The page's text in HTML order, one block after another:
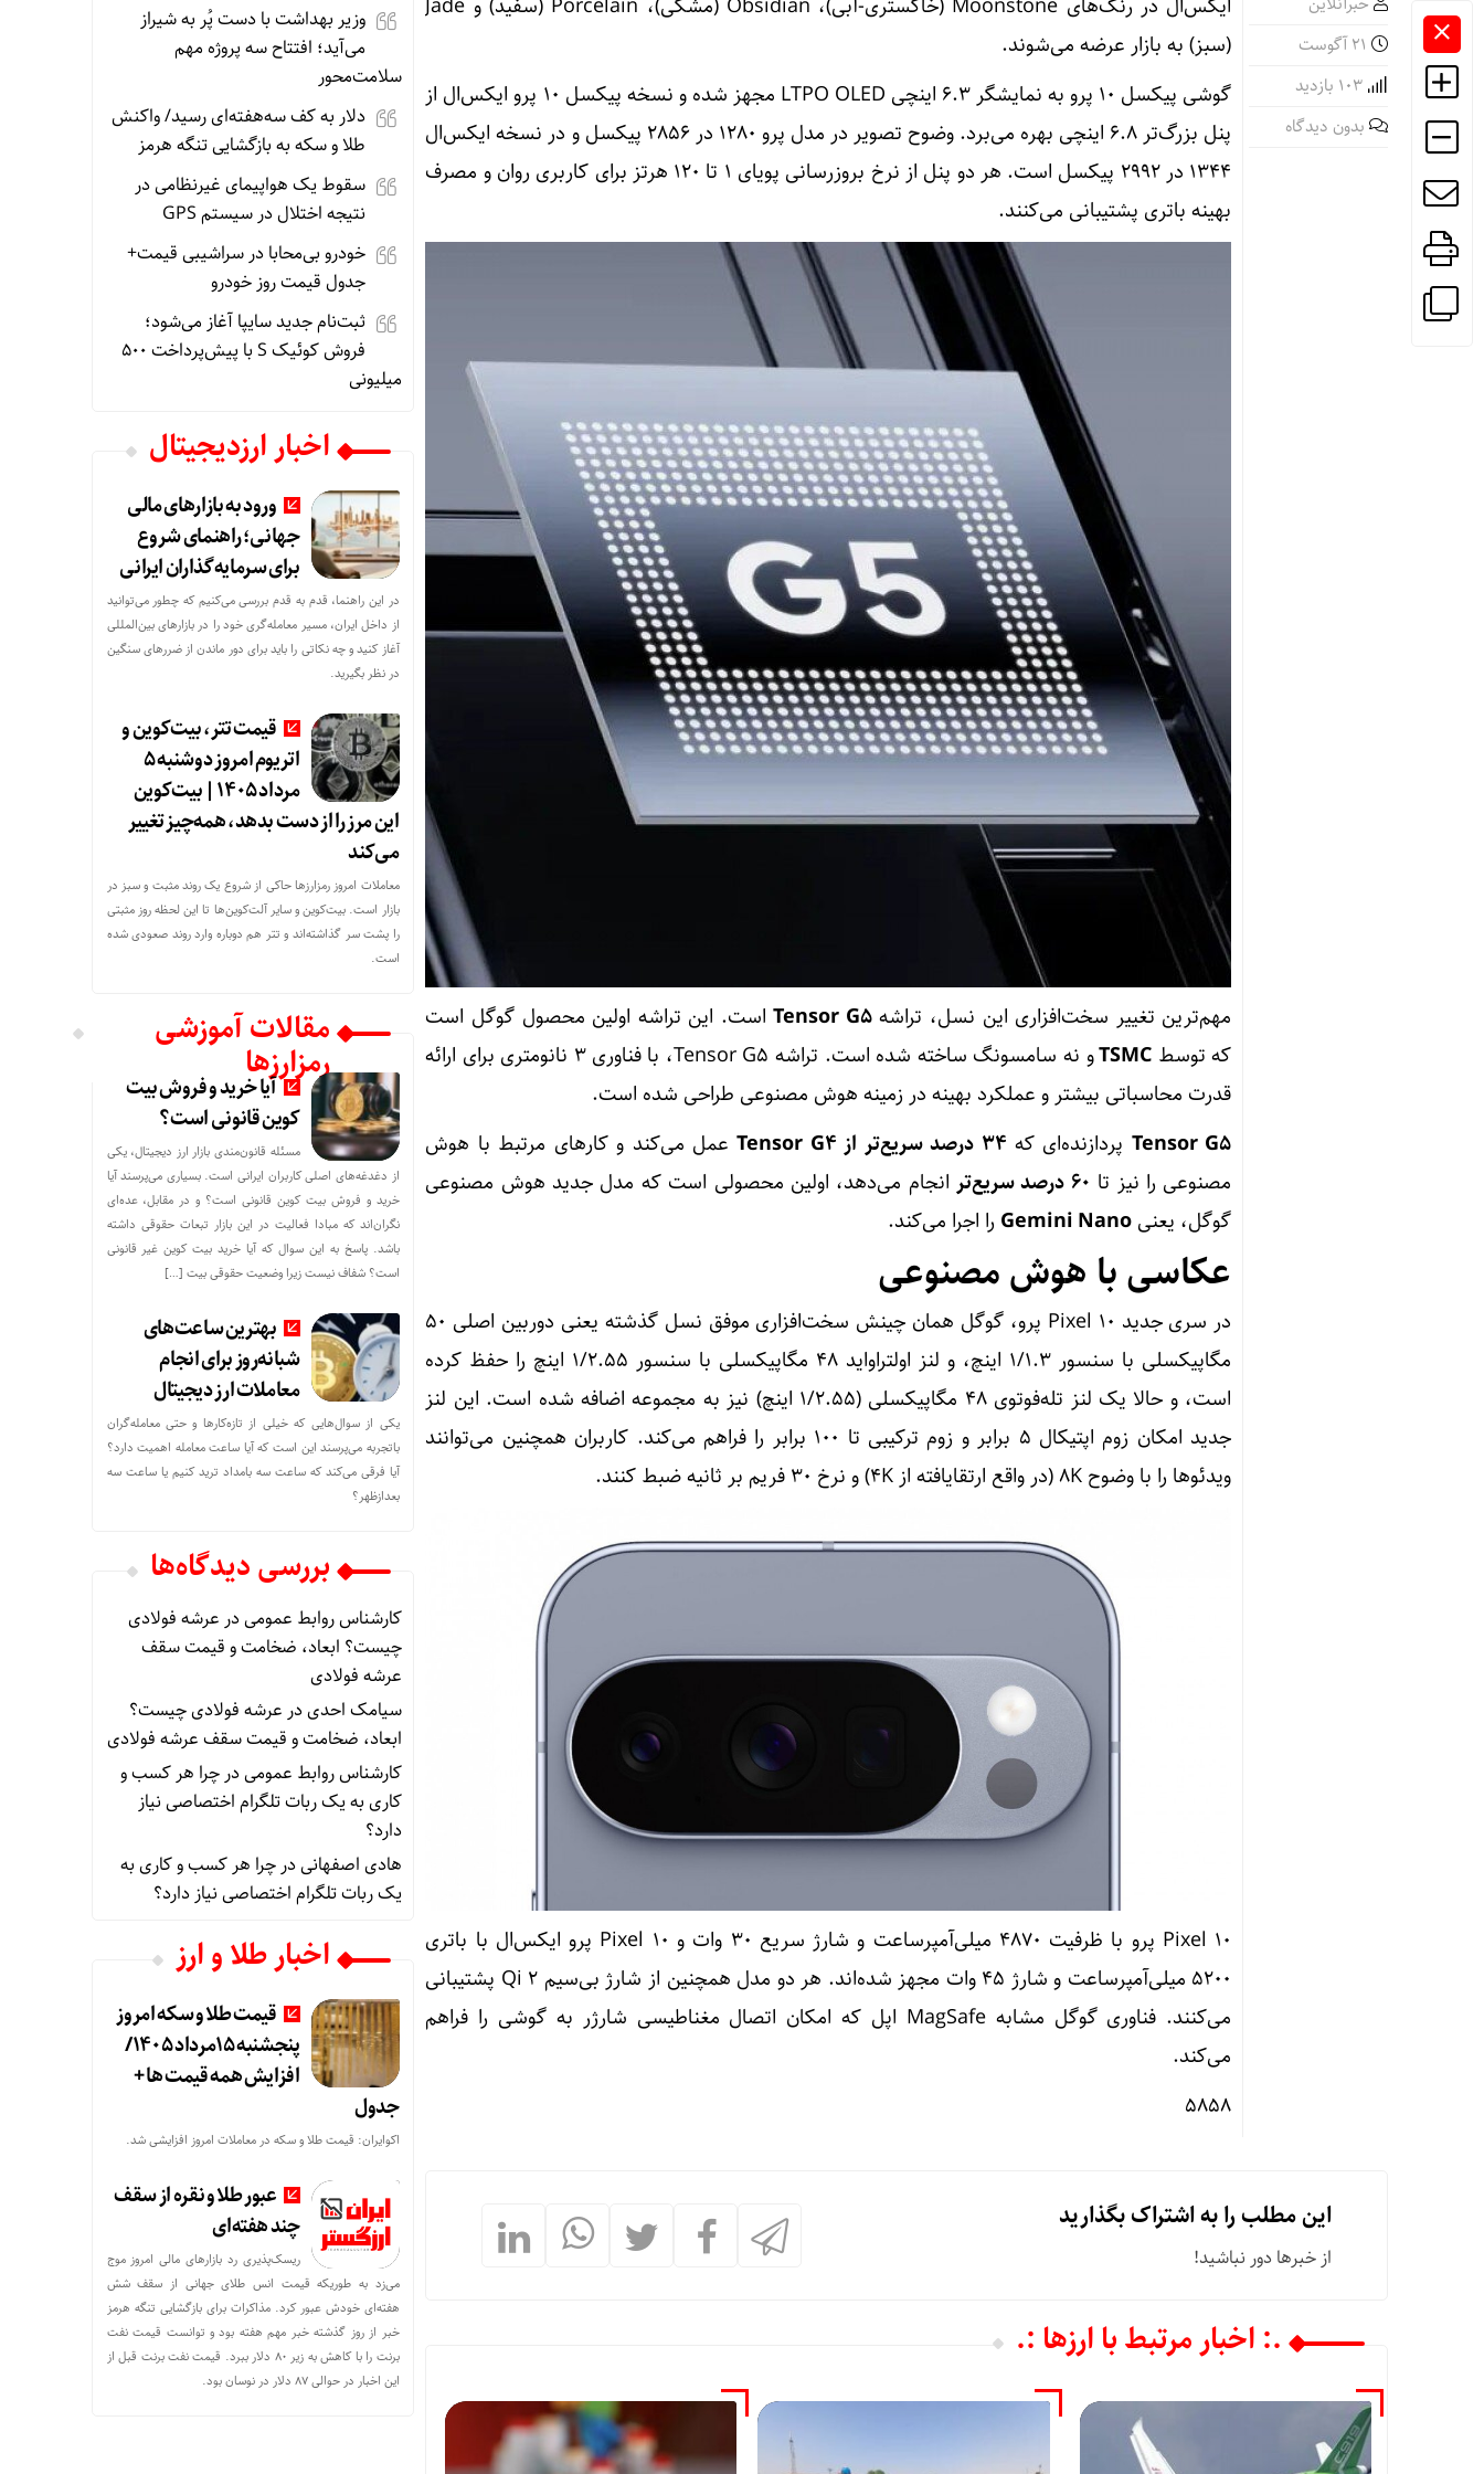
بدون دیدگاه
ایکس‌ال در رنگ‌های Moonstone (خاکستری-آبی)، Obsidian (مشکی)، Porcelain (سفید) و Jade
(سبز) به بازار عرضه می‌شوند.
گوشی پیکسل ۱۰ پرو به نمایشگر ۶.۳ اینچی LTPO OLED مجهز شده و نسخه پیکسل ۱۰ پرو ایکس‌ال از
پنل بزرگ‌تر ۶.۸ اینچی بهره می‌برد. وضوح تصویر در مدل پرو ۱۲۸۰ در ۲۸۵۶ پیکسل و در نسخه ایکس‌ال
۱۳۴۴ در ۲۹۹۲ پیکسل است. هر دو پنل از نرخ بروزرسانی پویای ۱ تا ۱۲۰ هرتز برای کاربری روان و مصرف
بهینه باتری پشتیبانی می‌کنند.
مهم‌ترین تغییر سخت‌افزاری این نسل، تراشهTensor G5است. این تراشه اولین محصول گوگل است
که توسط TSMC
و نه سامسونگ ساخته شده است. تراشه Tensor G5، با فناوری ۳ نانومتری برای ارائه
قدرت محاسباتی بیشتر و عملکرد بهینه در زمینه هوش مصنوعی طراحی شده است.
Tensor G5 پردازنده‌ای که ۳۴ درصد سریع‌تر از Tensor G4
عمل می‌کند و کارهای مرتبط با هوش
مصنوعی را نیز تا ۶۰ درصد سریع‌تر
انجام می‌دهد، اولین محصولی است که مدل جدید هوش مصنوعی
گوگل، یعنی Gemini Nano را اجرا می‌کند.
عکاسی با هوش مصنوعی
در سری جدید Pixel 10 پرو، گوگل همان چینش سخت‌افزاری موفق نسل گذشته یعنی دوربین اصلی ۵۰
مگاپیکسلی با سنسور 1/1.3 اینچ، و لنز اولتراواید ۴۸ مگاپیکسلی با سنسور 1/2.55 اینچ را حفظ کرده
است، و حالا یک لنز تله‌فوتوی ۴۸ مگاپیکسلی (1/2.55 اینچ) نیز به مجموعه اضافه شده است. این لنز
جدید امکان زوم اپتیکال ۵ برابر و زوم ترکیبی تا ۱۰۰ برابر را فراهم می‌کند. کاربران همچنین می‌توانند
ویدئوها را با وضوح ۸K (در واقع ارتقایافته از ۴K) و نرخ ۳۰ فریم بر ثانیه ضبط کنند.
Pixel 10 پرو با ظرفیت ۴۸۷۰ میلی‌آمپرساعت و شارژ سریع ۳۰ وات و Pixel 10 پرو ایکس‌ال با باتری
۵۲۰۰ میلی‌آمپرساعت و شارژ ۴۵ وات مجهز شده‌اند. هر دو مدل همچنین از شارژ بی‌سیم Qi 2 پشتیبانی
می‌کنند. فناوری گوگل مشابه MagSafe اپل که امکان اتصال مغناطیسی شارژر به گوشی را فراهم
می‌کند.
۵۸۵۸
این مطلب را به اشتراک بگذارید
از خبرها دور نباشید!
.: اخبار مرتبط با ارزها :.
وزیر بهداشت با دست پُر به شیراز
می‌آید؛ افتتاح سه پروژه مهم
سلامت‌محور
دلار به کف سه‌هفته‌ای رسید/ واکنش
طلا و سکه به بازگشایی تنگه هرمز
سقوط یک هواپیمای غیرنظامی در
نتیجه اختلال در سیستم‌ GPS
خودرو بی‌محابا در سراشیبی قیمت+
جدول قیمت روز خودرو
ثبت‌نام جدید سایپا آغاز می‌شود؛
فروش کوئیک S با پیش‌پرداخت ۵۰۰
میلیونی
اخبار ارزدیجیتال
ورود به بازارهای مالی
جهانی؛ راهنمای شروع
برای سرمایه‌گذاران ایرانی
در این راهنما، قدم به قدم بررسی می‌کنیم که چطور می‌توانید
از داخل ایران، مسیر معامله‌گری خود را در بازارهای بین‌المللی
آغاز کنید و چه نکاتی را باید برای دور ماندن از ضررهای سنگین
در نظر بگیرید.
قیمت تتر، بیت‌کوین و
اتریوم امروز دوشنبه ۵
مرداد ۱۴۰۵ | بیت‌کوین
این مرز را از دست بدهد، همه‌چیز تغییر
می‌کند
معاملات امروز رمزارز‌ها حاکی از شروع یک روند مثبت و سبز در
بازار است. بیت‌کوین و سایر آلت‌کوین‌ها تا این لحظه روز مثبتی
را پشت سر گذاشته‌اند و تتر هم دوباره وارد روند صعودی شده
است.
مقالات آموزشی
رمزارزهاآیا خرید و فروش بیت
کوین قانونی است؟
مسئله قانون‌مندی بازار ارز دیجیتال، یکی
از دغدغه‌های اصلی کاربران ایرانی است. بسیاری می‌پرسند آیا
خرید و فروش بیت کوین قانونی است؟ و در مقابل، عده‌ای
نگران‌اند که مبادا فعالیت در این بازار تبعات حقوقی داشته
باشد. پاسخ به این سوال که آیا خرید بیت کوین غیر قانونی
است؟ شفاف نیست زیرا وضعیت حقوقی بیت‌ […]
بهترین ساعت‌های
شبانه‌روز برای انجام
معاملات ارز دیجیتال
یکی از سوال‌هایی که خیلی از تازه‌کارها و حتی معامله‌گران
باتجربه می‌پرسند این است که آیا ساعت معامله اهمیت دارد؟
آیا فرقی می‌کند که ساعت سه بامداد ترید کنیم یا ساعت سه
بعدازظهر؟
بررسی دیدگاه‌ها
کارشناس روابط عمومیدر عرشه فولادی
چیست؟ ابعاد، ضخامت و قیمت سقف
عرشه فولادی
سیامک احدیدر عرشه فولادی چیست؟
ابعاد، ضخامت و قیمت سقف عرشه فولادی
کارشناس روابط عمومیدرچرا هر کسب‌ و
کاری به یک ربات تلگرام اختصاصی نیاز
دارد؟
هادی اصفهانیدرچرا هر کسب‌ و کاری به
یک ربات تلگرام اختصاصی نیاز دارد؟
اخبار طلا و ارز
قیمت طلا و سکه امروز
پنجشنبه 15مرداد 1405/
افزایش همه قیمت ها +
جدول
اکوایران: قیمت طلا و سکه در معاملات امروز افزایشی شد.
عبور طلا و نقره از سقف
چند هفته‌ای
ریسک‌پذیری رد بازارهای مالی امروز موج
می‌زد به طوریکه قیمت انس طلای جهانی از سقف شش
هفته‌ای خودش عبور کرد. مذاکرات برای بازگشایی تنگه هرمز
خبر از روز گذشته خبر مهم هفته بود و توانست قیمت نفت
برنت را با کاهش به زیر 80 دلار ببرد. قیمت نفت برنت قبل از
این اخبار در حوالی 87 دلار در نوسان بود.